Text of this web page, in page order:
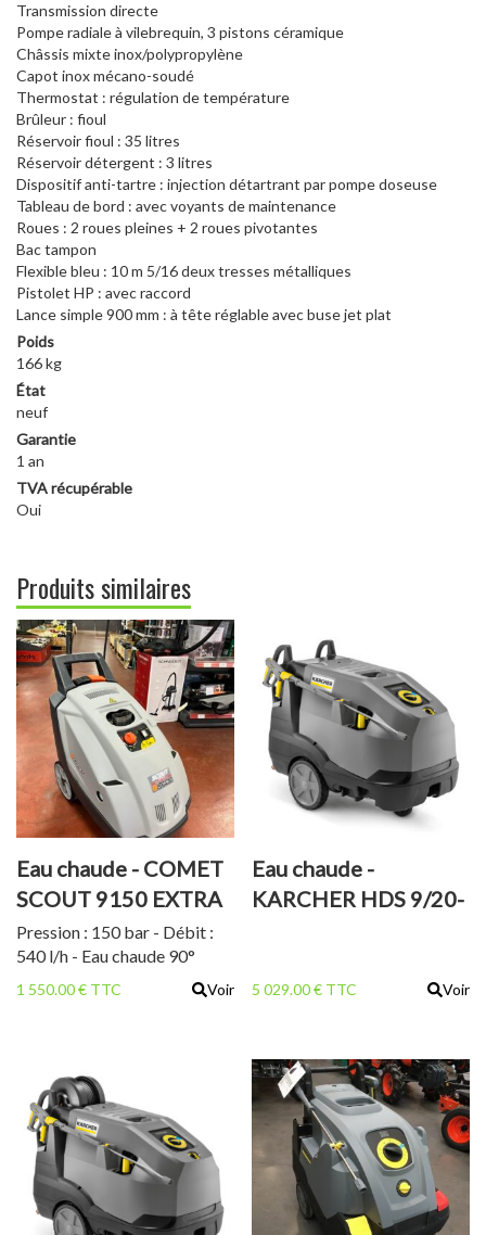
Transmission directe
Pompe radiale à vilebrequin, 3 pistons céramique
Châssis mixte inox/polypropylène
Capot inox mécano-soudé
Thermostat : régulation de température
Brûleur : fioul
Réservoir fioul : 35 litres
Réservoir détergent : 3 litres
Dispositif anti-tartre : injection détartrant par pompe doseuse
Tableau de bord : avec voyants de maintenance
Roues : 2 roues pleines + 2 roues pivotantes
Bac tampon
Flexible bleu : 10 m 5/16 deux tresses métalliques
Pistolet HP : avec raccord
Lance simple 900 mm : à tête réglable avec buse jet plat
Poids
166 kg
État
neuf
Garantie
1 an
TVA récupérable
Oui
Produits similaires
Eau chaude - COMET
SCOUT 9150 EXTRA
Pression : 150 bar - Débit :
540 l/h - Eau chaude 90°
1 550.00 € TTC Voir
Eau chaude -
KARCHER HDS 9/20-
5 029.00 € TTC Voir